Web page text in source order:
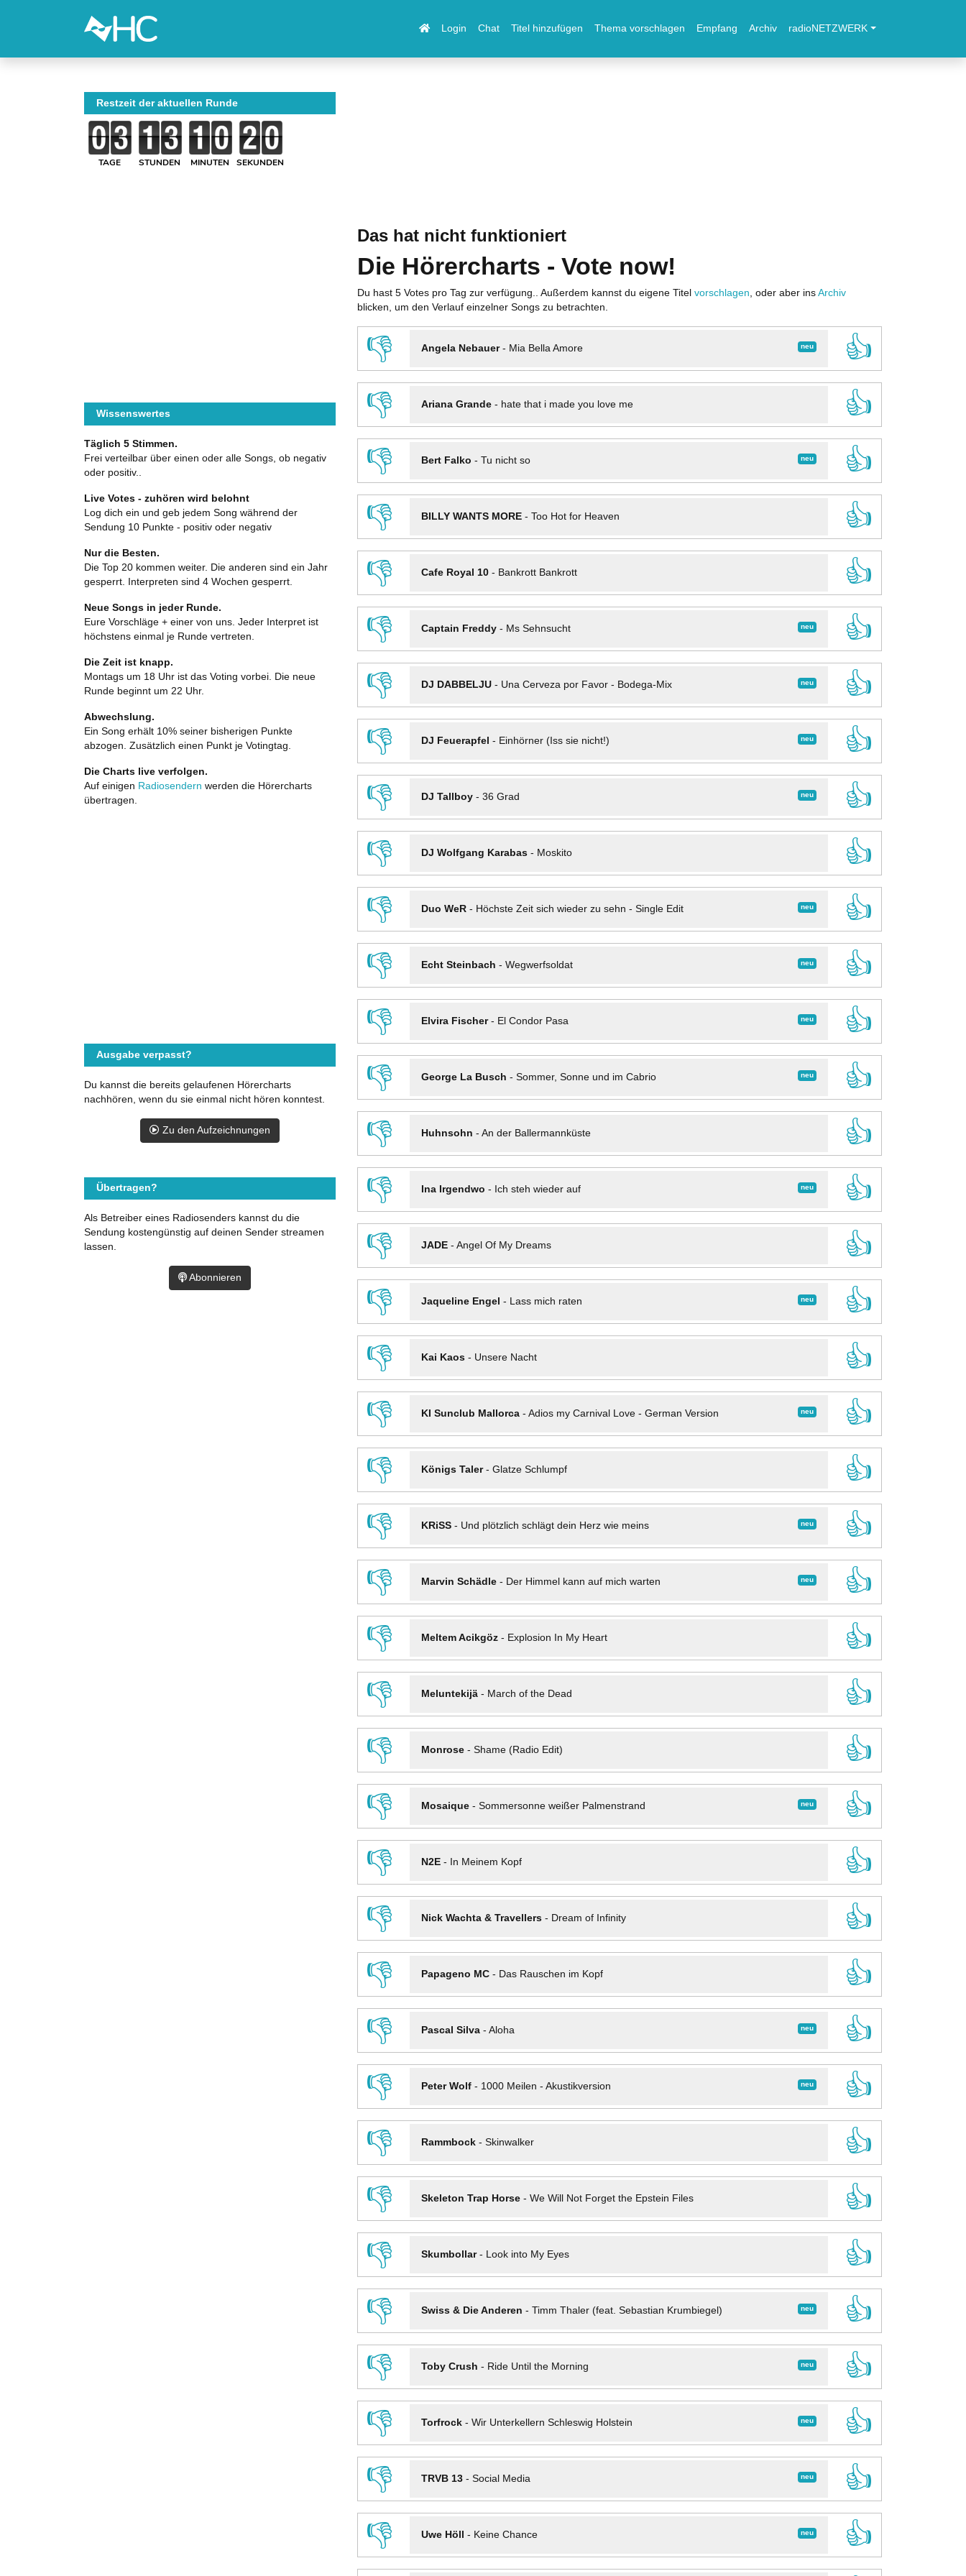
Login Chat Titel hinzufügen Thema vorschlagen Empfang Archiv radioNETZWERK
Das hat nicht funktioniert
Die Hörercharts - Vote now!
Du hast 5 Votes pro Tag zur verfügung.. Außerdem kannst du eigene Titel vorschlagen , oder aber ins Archiv
blicken, um den Verlauf einzelner Songs zu betrachten.
👎 neu
Angela Nebauer- Mia Bella Amore
👍
👎
Ariana Grande- hate that i made you love me
👍
👎
neu
Bert Falko - Tu nicht so
👍
👎
BILLY WANTS MORE- Too Hot for Heaven
👍
👎
Cafe Royal 10- Bankrott Bankrott
👍
👎
neu
Captain Freddy- Ms Sehnsucht
👍
👎
neu
DJ DABBELJU- Una Cerveza por Favor - Bodega-Mix
👍
👎
neu
DJ Feuerapfel - Einhörner (Iss sie nicht!)
👍
👎
neu
DJ Tallboy- 36 Grad
👍
👎
DJ Wolfgang Karabas- Moskito
👍
👎
neu
Duo WeR- Höchste Zeit sich wieder zu sehn - Single Edit
👍
👎
neu
Echt Steinbach - Wegwerfsoldat
👍
👎
neu
Elvira Fischer- El Condor Pasa
👍
👎
neu
George La Busch - Sommer, Sonne und im Cabrio
👍
👎
Huhnsohn - An der Ballermannküste
👍
👎
neu
Ina Irgendwo - Ich steh wieder auf
👍
👎
JADE- Angel Of My Dreams
👍
👎
neu
Jaqueline Engel - Lass mich raten
👍
👎
Kai Kaos- Unsere Nacht
👍
👎
neu
KI Sunclub Mallorca- Adios my Carnival Love - German Version
👍
👎
Königs Taler- Glatze Schlumpf
👍
👎
neu
KRiSS- Und plötzlich schlägt dein Herz wie meins
👍
👎
neu
Marvin Schädle- Der Himmel kann auf mich warten
👍
👎
Meltem Acikgöz- Explosion In My Heart
👍
👎
Meluntekijä- March of the Dead
👍
👎
Monrose- Shame (Radio Edit)
👍
👎
neu
Mosaique- Sommersonne weißer Palmenstrand
👍
👎
N2E- In Meinem Kopf
👍
👎
Nick Wachta & Travellers- Dream of Infinity
👍
👎
Papageno MC- Das Rauschen im Kopf
👍
👎
neu
Pascal Silva- Aloha
👍
👎
neu
Peter Wolf- 1000 Meilen - Akustikversion
👍
👎
Rammbock- Skinwalker
👍
👎
Skeleton Trap Horse- We Will Not Forget the Epstein Files
👍
👎
Skumbollar- Look into My Eyes
👍
👎
neu
Swiss & Die Anderen - Timm Thaler (feat. Sebastian Krumbiegel)
👍
👎
neu
Toby Crush - Ride Until the Morning
👍
👎
neu
Torfrock- Wir Unterkellern Schleswig Holstein
👍
👎
neu
TRVB 13- Social Media
👍
👎
neu
Uwe Höll - Keine Chance
👍
Restzeit der aktuellen Runde
TAGE STUNDEN MINUTEN SEKUNDEN
Wissenswertes
Täglich 5 Stimmen.
Frei verteilbar über einen oder alle Songs, ob negativ
oder positiv..
Live Votes - zuhören wird belohnt
Log dich ein und geb jedem Song während der
Sendung 10 Punkte - positiv oder negativ
Nur die Besten.
Die Top 20 kommen weiter. Die anderen sind ein Jahr
gesperrt. Interpreten sind 4 Wochen gesperrt.
Neue Songs in jeder Runde.
Eure Vorschläge + einer von uns. Jeder Interpret ist
höchstens einmal je Runde vertreten.
Die Zeit ist knapp.
Montags um 18 Uhr ist das Voting vorbei. Die neue
Runde beginnt um 22 Uhr.
Abwechslung.
Ein Song erhält 10% seiner bisherigen Punkte
abzogen. Zusätzlich einen Punkt je Votingtag.
Die Charts live verfolgen.
Auf einigen Radiosendern werden die Hörercharts
übertragen.
Ausgabe verpasst?
Du kannst die bereits gelaufenen Hörercharts
nachhören, wenn du sie einmal nicht hören konntest.
Zu den Aufzeichnungen
Übertragen?
Als Betreiber eines Radiosenders kannst du die
Sendung kostengünstig auf deinen Sender streamen
lassen.
Abonnieren